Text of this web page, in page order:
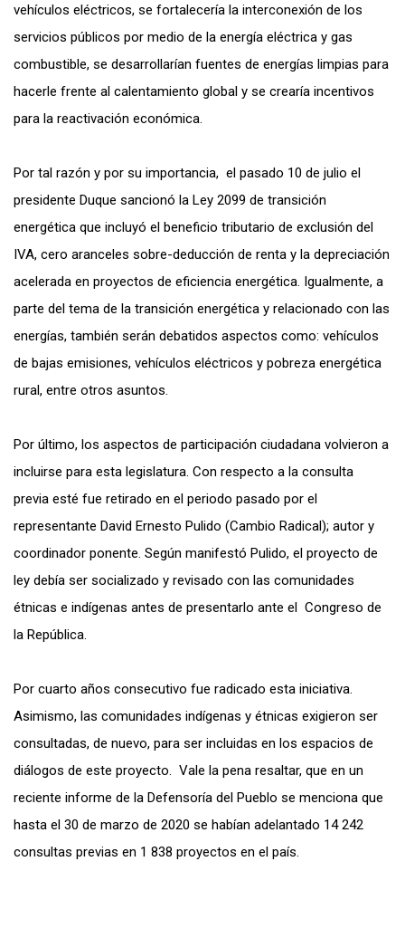
vehículos eléctricos, se fortalecería la interconexión de los
servicios públicos por medio de la energía eléctrica y gas
combustible, se desarrollarían fuentes de energías limpias para
hacerle frente al calentamiento global y se crearía incentivos
para la reactivación económica.
Por tal razón y por su importancia, el pasado 10 de julio el
presidente Duque sancionó la Ley 2099 de transición
energética que incluyó el beneficio tributario de exclusión del
IVA, cero aranceles sobre-deducción de renta y la depreciación
acelerada en proyectos de eficiencia energética. Igualmente, a
parte del tema de la transición energética y relacionado con las
energías, también serán debatidos aspectos como: vehículos
de bajas emisiones, vehículos eléctricos y pobreza energética
rural, entre otros asuntos.
Por último, los aspectos de participación ciudadana volvieron a
incluirse para esta legislatura. Con respecto a la consulta
previa esté fue retirado en el periodo pasado por el
representante David Ernesto Pulido (Cambio Radical); autor y
coordinador ponente. Según manifestó Pulido, el proyecto de
ley debía ser socializado y revisado con las comunidades
étnicas e indígenas antes de presentarlo ante el Congreso de
la República.
Por cuarto años consecutivo fue radicado esta iniciativa.
Asimismo, las comunidades indígenas y étnicas exigieron ser
consultadas, de nuevo, para ser incluidas en los espacios de
diálogos de este proyecto. Vale la pena resaltar, que en un
reciente informe de la Defensoría del Pueblo se menciona que
hasta el 30 de marzo de 2020 se habían adelantado 14 242
consultas previas en 1 838 proyectos en el país.